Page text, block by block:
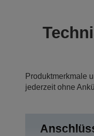
Produktmerkmale
jederzeit ohne